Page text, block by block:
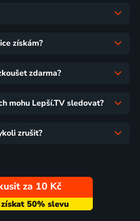
získám?
zdarma?
mohu Lepší.TV sledovat?
zrušit?
za 10 Kč